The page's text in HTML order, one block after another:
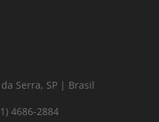
Serra, SP | Brasil
4686-2884